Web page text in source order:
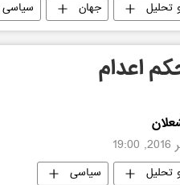
تحلیل جهان سیاسی
اعدام
تحلیل سیاسی